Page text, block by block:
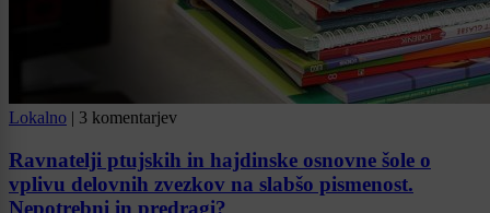
Lokalno | 3 komentarjev
Ravnatelji ptujskih in hajdinske osnovne šole o
vplivu delovnih zvezkov na slabšo pismenost.
Nepotrebni in predragi?